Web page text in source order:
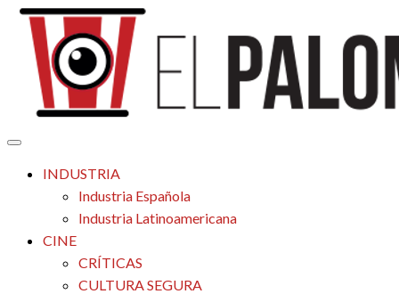
Saltar
contenido
El Palomitrón
Tu espacio de la industria de cine española y latinoamericana
INDUSTRIA
Industria Española
Industria Latinoamericana
CINE
CRÍTICAS
CULTURA SEGURA